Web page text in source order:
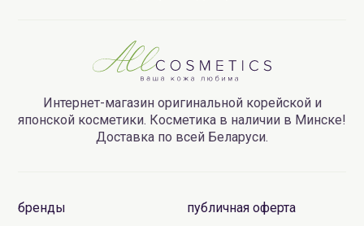
Интернет-магазин оригинальной корейской и
японской косметики. Косметика в наличии в Минске!
Доставка по всей Беларуси.
бренды
публичная оферта